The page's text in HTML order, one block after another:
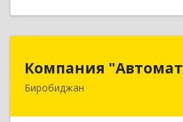
Компания
Биробиджан679016, Еврейская